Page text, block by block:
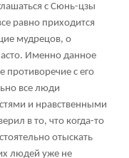
с Сюнь-цзы
равно приходится
мудрецов, о
Именно данное
противоречие с его
все люди
и нравственными
в то, что когда-то
отыскать
людей уже не